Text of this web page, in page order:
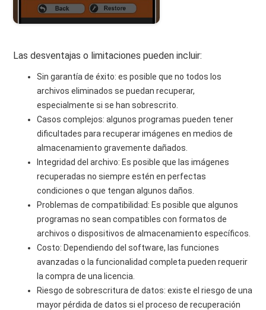
Las desventajas o limitaciones pueden incluir:
Sin garantía de éxito: es posible que no todos los
archivos eliminados se puedan recuperar,
especialmente si se han sobrescrito.
Casos complejos: algunos programas pueden tener
dificultades para recuperar imágenes en medios de
almacenamiento gravemente dañados.
Integridad del archivo: Es posible que las imágenes
recuperadas no siempre estén en perfectas
condiciones o que tengan algunos daños.
Problemas de compatibilidad: Es posible que algunos
programas no sean compatibles con formatos de
archivos o dispositivos de almacenamiento específicos.
Costo: Dependiendo del software, las funciones
avanzadas o la funcionalidad completa pueden requerir
la compra de una licencia.
Riesgo de sobrescritura de datos: existe el riesgo de una
mayor pérdida de datos si el proceso de recuperación